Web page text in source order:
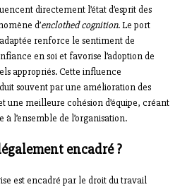
directement l’état d’esprit des
d’enclothed cognition. Le port
renforce le sentiment de
en soi et favorise l’adoption de
appropriés. Cette influence
souvent par une amélioration des
une meilleure cohésion d’équipe, créant
l’ensemble de l’organisation.
encadré ?
est encadré par le droit du travail